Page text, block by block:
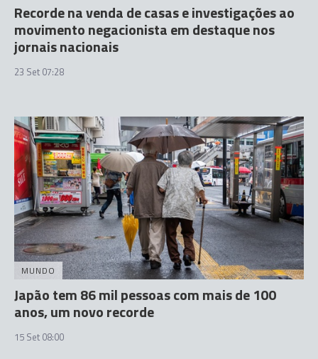
Recorde na venda de casas e investigações ao
movimento negacionista em destaque nos
jornais nacionais
23 Set 07:28
MUNDO
Japão tem 86 mil pessoas com mais de 100
anos, um novo recorde
15 Set 08:00